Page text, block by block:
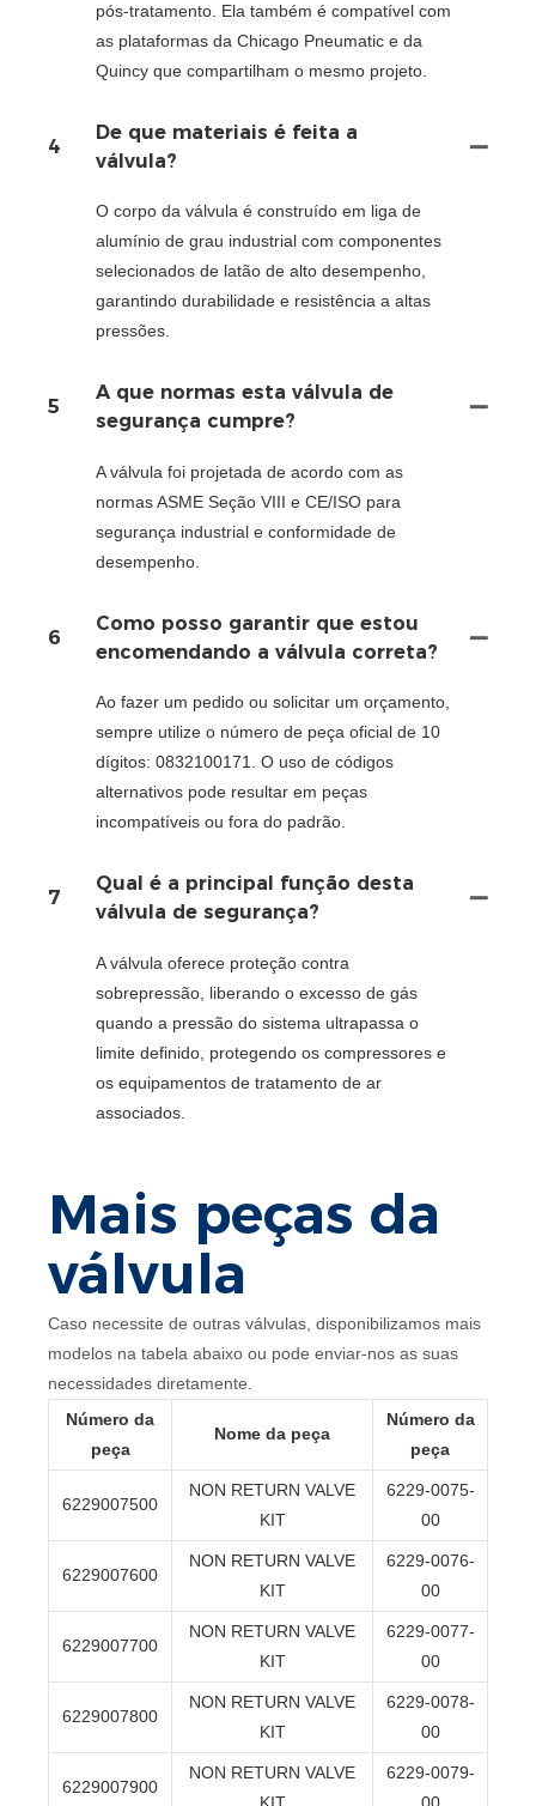
pós-tratamento. Ela também é compatível com
as plataformas da Chicago Pneumatic e da
Quincy que compartilham o mesmo projeto.
4
De que materiais é feita a
válvula?
O corpo da válvula é construído em liga de
alumínio de grau industrial com componentes
selecionados de latão de alto desempenho,
garantindo durabilidade e resistência a altas
pressões.
5
A que normas esta válvula de
segurança cumpre?
A válvula foi projetada de acordo com as
normas ASME Seção VIII e CE/ISO para
segurança industrial e conformidade de
desempenho.
6
Como posso garantir que estou
encomendando a válvula correta?
Ao fazer um pedido ou solicitar um orçamento,
sempre utilize o número de peça oficial de 10
dígitos: 0832100171. O uso de códigos
alternativos pode resultar em peças
incompatíveis ou fora do padrão.
7
Qual é a principal função desta
válvula de segurança?
A válvula oferece proteção contra
sobrepressão, liberando o excesso de gás
quando a pressão do sistema ultrapassa o
limite definido, protegendo os compressores e
os equipamentos de tratamento de ar
associados.
Mais peças da
válvula
Caso necessite de outras válvulas, disponibilizamos mais
modelos na tabela abaixo ou pode enviar-nos as suas
necessidades diretamente.
Número da
peça
Nome da peça
Número da
peça
6229007500
NON RETURN VALVE
KIT
6229-0075-
00
6229007600
NON RETURN VALVE
KIT
6229-0076-
00
6229007700
NON RETURN VALVE
KIT
6229-0077-
00
6229007800
NON RETURN VALVE
KIT
6229-0078-
00
6229007900
NON RETURN VALVE
6229-0079-